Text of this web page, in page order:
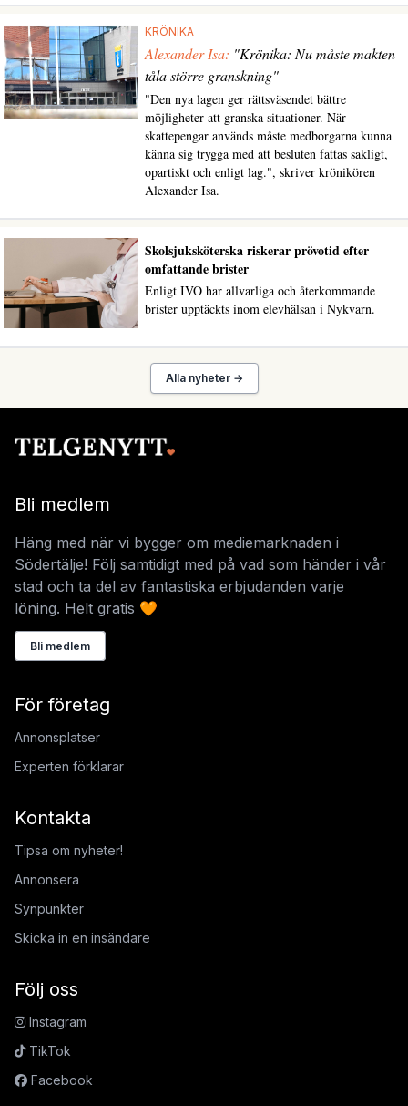
KRÖNIKA
Alexander Isa: "Krönika: Nu måste makten
tåla större granskning"
"Den nya lagen ger rättsväsendet bättre
möjligheter att granska situationer. När
skattepengar används måste medborgarna kunna
känna sig trygga med att besluten fattas sakligt,
opartiskt och enligt lag.", skriver krönikören
Alexander Isa.
Skolsjuksköterska riskerar prövotid efter
omfattande brister
Enligt IVO har allvarliga och återkommande
brister upptäckts inom elevhälsan i Nykvarn.
Alla nyheter →
Bli medlem
Häng med när vi bygger om mediemarknaden i
Södertälje! Följ samtidigt med på vad som händer i vår
stad och ta del av fantastiska erbjudanden varje
löning. Helt gratis 🧡
Bli medlem
För företag
Annonsplatser
Experten förklarar
Kontakta
Tipsa om nyheter!
Annonsera
Synpunkter
Skicka in en insändare
Följ oss
Instagram
TikTok
Facebook